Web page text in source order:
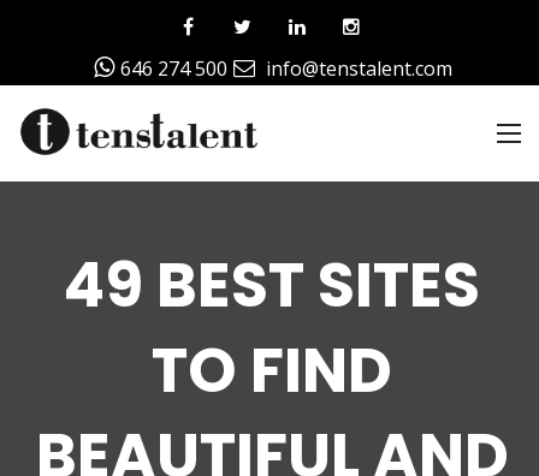
646 274 500 info@tenstalent.com
49 BEST SITES
TO FIND
BEAUTIFUL AND